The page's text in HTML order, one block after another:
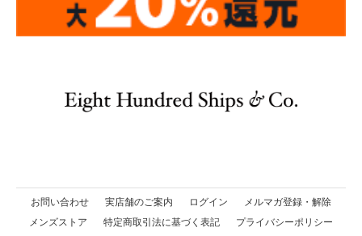
お問い合わせ 実店舗のご案内 ログイン
メルマガ登録・解除
メンズストア
特定商取引法に基づく表記 プライバシーポリシー